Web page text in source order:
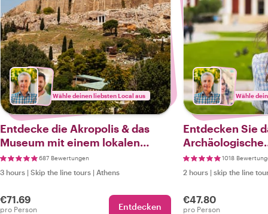
Wähle deinen liebsten Local aus
Entdecke die Akropolis & das
Museum mit einem lokalen
Guide
687 Bewertungen
3 hours | Skip the line tours | Athens
€71.69
pro Person Entdecken
Wähle
Entdecken Sie
Archäologische
lizenzierten
1018
2 hours | skip the line
€47.80
pro Person